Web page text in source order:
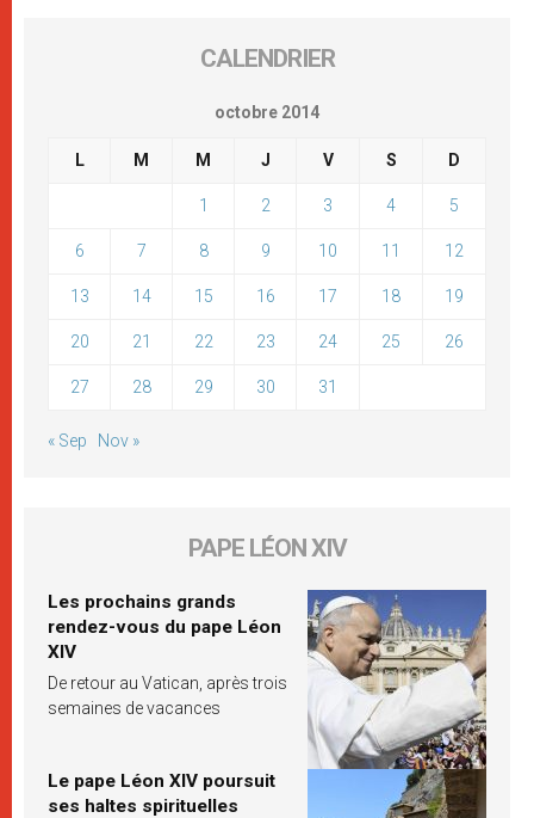
CALENDRIER
octobre 2014
L M M J V S D
1 2 3 4 5
6 7 8 9 10 11 12
13 14 15 16 17 18 19
20 21 22 23 24 25 26
27 28 29 30 31
« Sep Nov »
PAPE LÉON XIV
Les prochains grands
rendez-vous du pape Léon
XIV
De retour au Vatican, après trois
semaines de vacances
Le pape Léon XIV poursuit
ses haltes spirituelles